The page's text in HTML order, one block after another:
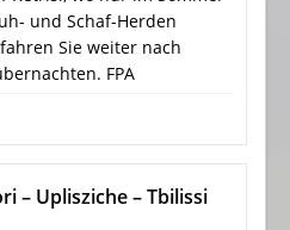
und Schaf-Herden
Sie weiter nach
FPA
– Uplisziche – Tbilissi